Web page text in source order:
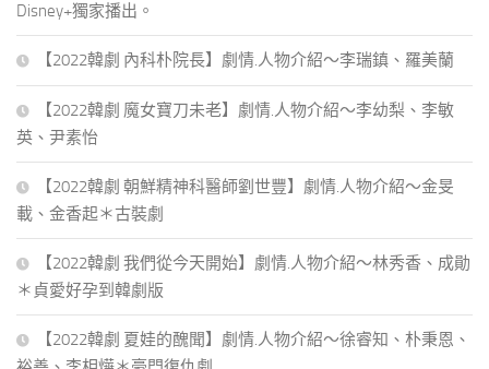
Disney+獨家播出。
【2022韓劇 內科朴院長】劇情.人物介紹～李瑞鎮、羅美蘭
【2022韓劇 魔女寶刀未老】劇情.人物介紹～李幼梨、李敏
英、尹素怡
【2022韓劇 朝鮮精神科醫師劉世豐】劇情.人物介紹～金旻
載、金香起＊古裝劇
【2022韓劇 我們從今天開始】劇情.人物介紹～林秀香、成勛
＊貞愛好孕到韓劇版
【2022韓劇 夏娃的醜聞】劇情.人物介紹～徐睿知、朴秉恩、